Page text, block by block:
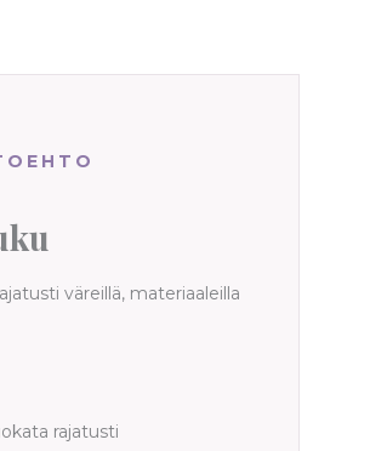
väreillä, materiaaleilla
rajatusti